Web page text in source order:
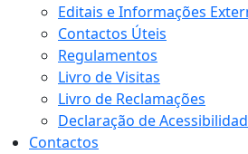
Editais e Informações
Contactos Úteis
Regulamentos
Livro de Visitas
Livro de Reclamações
Declaração de
Contactos